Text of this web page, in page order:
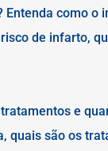
como o
de infarto,
e
quais são os